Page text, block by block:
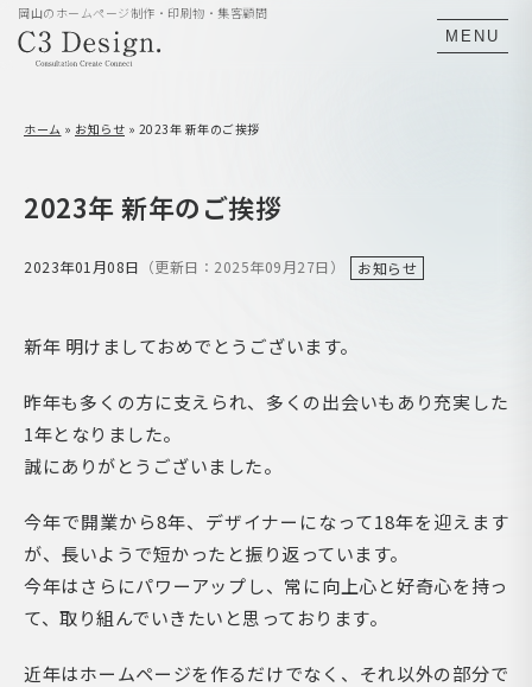
岡山のホームページ制作・印刷物・集客顧問
MENU
ホーム » お知らせ » 2023年 新年のご挨拶
2023年 新年のご挨拶
2023年01月08日 （更新日：2025年09月27日） お知らせ
新年 明けましておめでとうございます。
昨年も多くの方に支えられ、多くの出会いもあり充実した
1年となりました。
誠にありがとうございました。
今年で開業から8年、デザイナーになって18年を迎えます
が、長いようで短かったと振り返っています。
今年はさらにパワーアップし、常に向上心と好奇心を持っ
て、取り組んでいきたいと思っております。
近年はホームページを作るだけでなく、それ以外の部分で